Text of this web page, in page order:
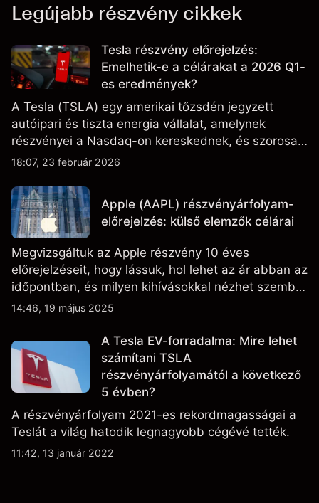
Legújabb részvény cikkek
Tesla részvény előrejelzés:
Emelhetik-e a célárakat a 2026 Q1-
es eredmények?
A Tesla (TSLA) egy amerikai tőzsdén jegyzett
autóipari és tiszta energia vállalat, amelynek
részvényei a Nasdaq-on kereskednek, és szorosan
figyelik az eredményteljesítményt, a szállítási
fejleményeket.
18:07, 23 február 2026
Apple (AAPL) részvényárfolyam-
előrejelzés: külső elemzők célárai
Megvizsgáltuk az Apple részvény 10 éves
előrejelzéseit, hogy lássuk, hol lehet az ár abban az
időpontban, és milyen kihívásokkal nézhet szembe
a vállalat.
14:46, 19 május 2025
A Tesla EV-forradalma: Mire lehet
számítani TSLA
részvényárfolyamától a következő
5 évben?
A részvényárfolyam 2021-es rekordmagasságai a
Teslát a világ hatodik legnagyobb cégévé tették.
11:42, 13 január 2022